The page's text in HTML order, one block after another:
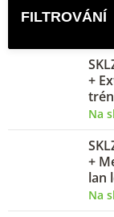
+
Na
+
lan
Na
i
r
u